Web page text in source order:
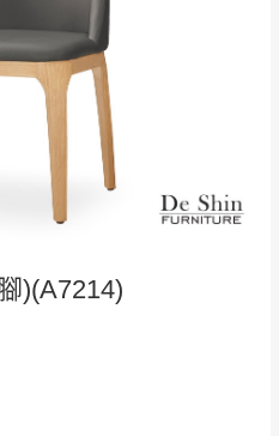
)(A7214)